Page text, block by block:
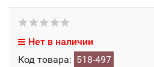
Нет в наличии
Код товара: 518-497